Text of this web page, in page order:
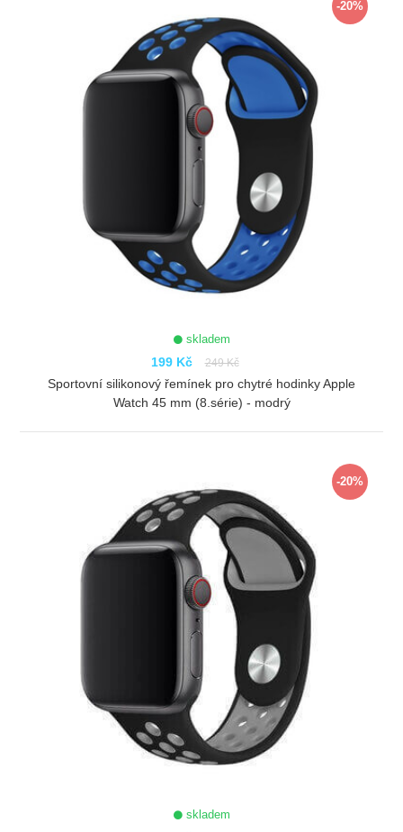
-20%
skladem
199 Kč 249 Kč
Sportovní silikonový řemínek pro chytré hodinky Apple
Watch 45 mm (8.série) - modrý
-20%
skladem